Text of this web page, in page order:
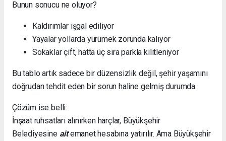
Bunun sonucu ne oluyor?
Kaldırımlar işgal ediliyor
Yayalar yollarda yürümek zorunda kalıyor
Sokaklar çift, hatta üç sıra parkla kilitleniyor
Bu tablo artık sadece bir düzensizlik değil, şehir yaşamını
doğrudan tehdit eden bir sorun haline gelmiş durumda.
Çözüm ise belli:
İnşaat ruhsatları alınırken harçlar, Büyükşehir
Belediyesine aitemanet hesabına yatırılır. Ama Büyükşehir